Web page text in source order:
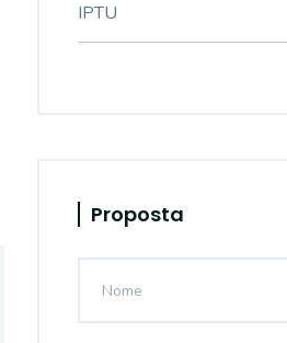
IPTU
Proposta